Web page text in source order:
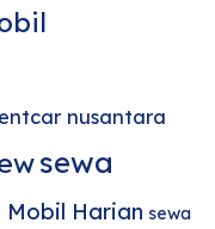
nusantara
sewa
Mobil Harian sewa